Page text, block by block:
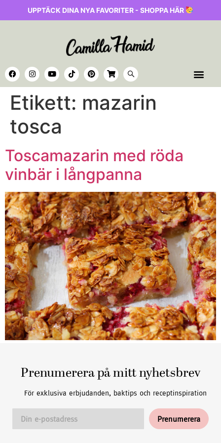
UPPTÄCK DINA NYA FAVORITER - SHOPPA HÄR
Etikett: mazarin
tosca
Toscamazarin med röda
vinbär i långpanna
Prenumerera på mitt nyhetsbrev
För exklusiva erbjudanden, baktips och receptinspiration